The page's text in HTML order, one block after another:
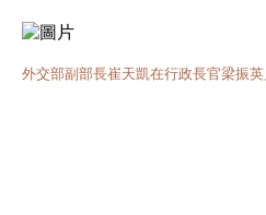
外交部副部長崔天凱在行政長官梁振